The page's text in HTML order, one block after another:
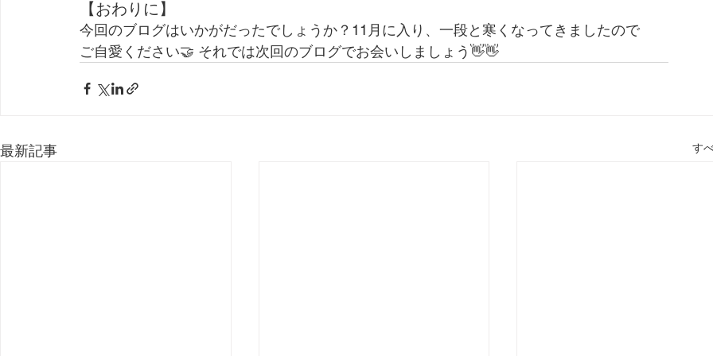
【おわりに】
今回のブログはいかがだったでしょうか？11月に入り、一段と寒くなってきましたので
ご自愛ください🤝 それでは次回のブログでお会いしましょう👋👋
最新記事 す